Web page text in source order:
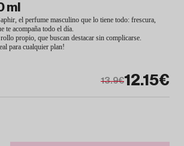
ml
el perfume masculino que lo tiene todo: frescura,
te acompaña todo el día.
propio, que buscan destacar sin complicarse.
para cualquier plan!
12.15€
13.9€